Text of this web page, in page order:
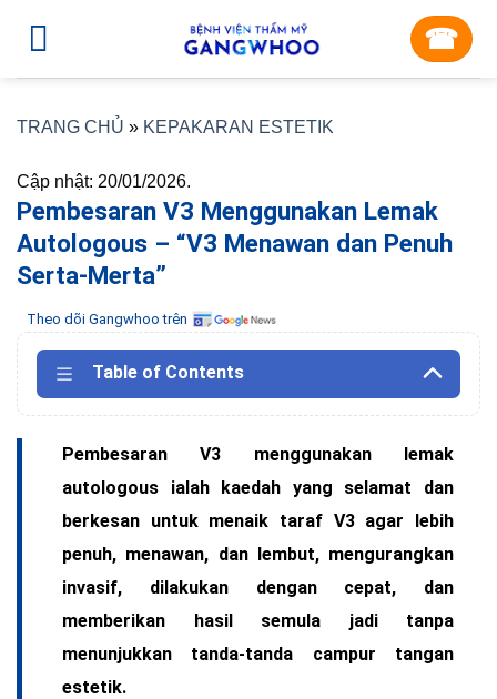
☎︎
TRANG CHỦ » KEPAKARAN ESTETIK
Cập nhật: 20/01/2026.
Pembesaran V3 Menggunakan Lemak
Autologous – “V3 Menawan dan Penuh
Serta-Merta”
Theo dõi Gangwhoo trên
Table of Contents
Pembesaran V3 menggunakan lemak
autologous ialah kaedah yang selamat dan
berkesan untuk menaik taraf V3 agar lebih
penuh, menawan, dan lembut, mengurangkan
invasif, dilakukan dengan cepat, dan
memberikan hasil semula jadi tanpa
menunjukkan tanda-tanda campur tangan
estetik.